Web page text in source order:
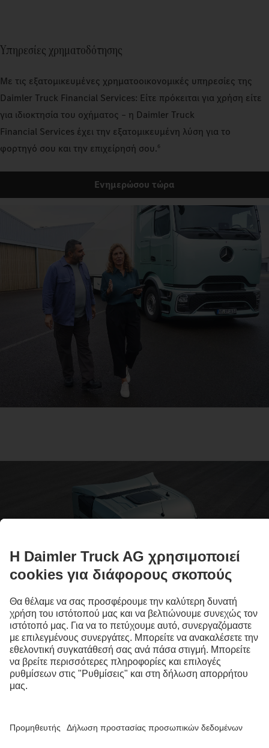
Υπηρεσίες χρηματοδότησης
Με τις εξατομικευμένες χρηματοοικονομικές υπηρεσίες της
Daimler Truck Financial Services: Είτε πρόκειται για χρήση είτε
για ιδιοκτησία του οχήματος – η Daimler Truck
Financial Services έχει την εξατομικευμένη λύση για το
φορτηγό σου και την επιχείρησή σου. 6
Ενημερώσου τώρα
Αγορανομική ευθύνη
απεριόριστη χιλιομετρική κάλυψη για ολόκληρο το όχημα, η